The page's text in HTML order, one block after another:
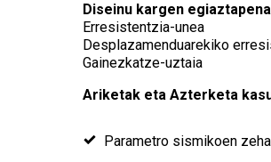
Diseinu kargen egiaztapena
Erresistentzia-unea
Desplazamenduarekiko
Gainezkatze-uztaia
Ariketak eta Azterketa
Parametro sismikoen